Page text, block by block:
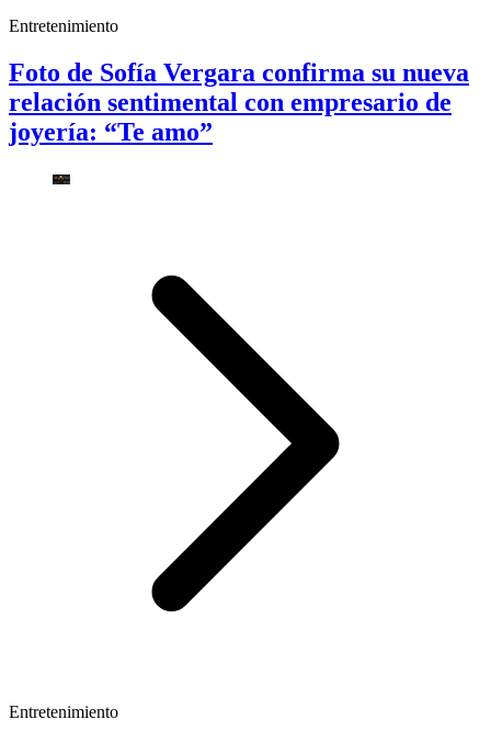
Entretenimiento
Foto de Sofía Vergara confirma su nueva
relación sentimental con empresario de
joyería: “Te amo”
Entretenimiento